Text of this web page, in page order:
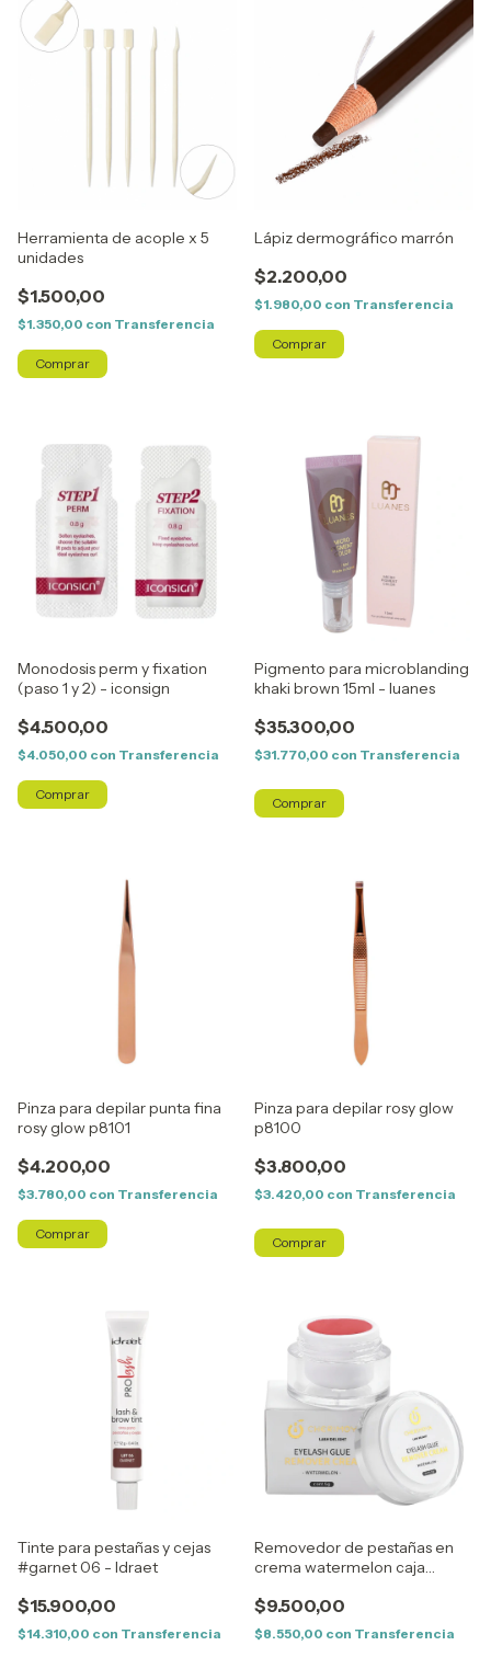
Herramienta de acople x 5
unidades
$1.500,00
$1.350,00 con Transferencia
Lápiz dermográfico marrón
$2.200,00
$1.980,00 con Transferencia
Monodosis perm y fixation
(paso 1 y 2) - iconsign
$4.500,00
$4.050,00 con Transferencia
Pigmento para microblanding
khaki brown 15ml - luanes
$35.300,00
$31.770,00 con Transferencia
Pinza para depilar punta fina
rosy glow p8101
$4.200,00
$3.780,00 con Transferencia
Pinza para depilar rosy glow
p8100
$3.800,00
$3.420,00 con Transferencia
Tinte para pestañas y cejas
#garnet 06 - Idraet
$15.900,00
$14.310,00 con Transferencia
Removedor de pestañas en
crema watermelon caja
$9.500,00
$8.550,00 con Transferencia